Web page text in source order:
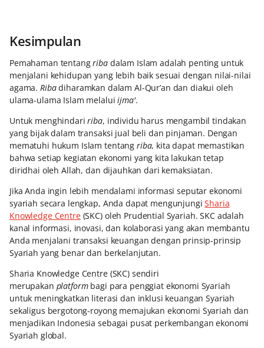
Kesimpulan
Pemahaman tentangribadalam Islam adalah penting untuk
menjalani kehidupan yang lebih baik sesuai dengan nilai-nilai
agama. Ribadiharamkan dalam Al-Qur’an dan diakui oleh
ulama-ulama Islam melaluiijma'.
Untuk menghindaririba, individu harus mengambil tindakan
yang bijak dalam transaksi jual beli dan pinjaman. Dengan
mematuhi hukum Islam tentang riba, kita dapat memastikan
bahwa setiap kegiatan ekonomi yang kita lakukan tetap
diridhai oleh Allah, dan dijauhkan dari kemaksiatan.
Jika Anda ingin lebih mendalami informasi seputar ekonomi
syariah secara lengkap, Anda dapat mengunjungiSharia
Knowledge Centre(SKC) oleh Prudential Syariah. SKC adalah
kanal informasi, inovasi, dan kolaborasi yang akan membantu
Anda menjalani transaksi keuangan dengan prinsip-prinsip
Syariah yang benar dan berkelanjutan.
Sharia Knowledge Centre (SKC) sendiri
merupakan platform bagi para penggiat ekonomi Syariah
untuk meningkatkan literasi dan inklusi keuangan Syariah
sekaligus bergotong-royong memajukan ekonomi Syariah dan
menjadikan Indonesia sebagai pusat perkembangan ekonomi
Syariah global.